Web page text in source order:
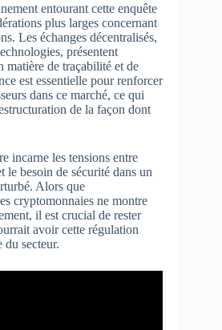
entourant cette enquête
plus larges concernant
Les échanges décentralisés,
présentent
matière de traçabilité et de
est essentielle pour renforcer
dans ce marché, ce qui
de la façon dont
incarne les tensions entre
le besoin de sécurité dans un
Alors que
cryptomonnaies ne montre
il est crucial de rester
avoir cette régulation
du secteur.